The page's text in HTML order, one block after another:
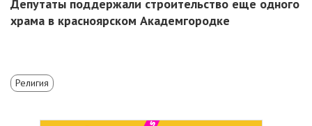
Депутаты поддержали строительство еще одного
храма в красноярском Академгородке
Религия